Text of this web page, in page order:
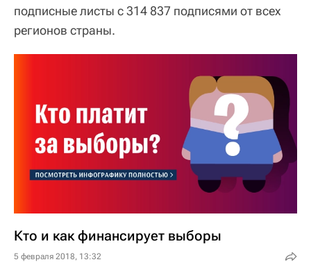
подписные листы с 314 837 подписями от всех
регионов страны.
Кто и как финансирует выборы
5 февраля 2018, 13:32